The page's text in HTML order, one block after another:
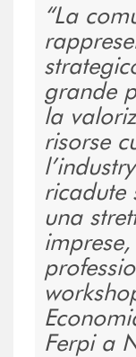
La
grande
la
risorse
ricadute
una
Ferpi a